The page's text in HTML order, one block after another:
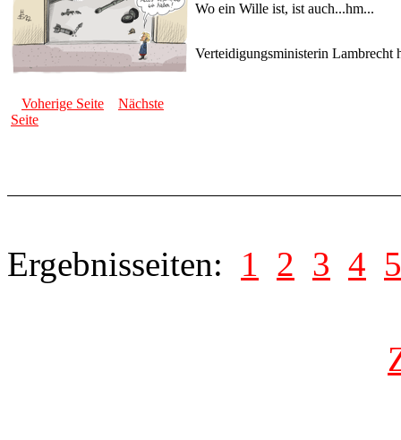
Wo ein Wille ist, ist auch...hm...
Verteidigungsministerin Lambrecht
Voherige Seite
Nächste
Seite
Ergebnisseiten: 1 2 3 4 5